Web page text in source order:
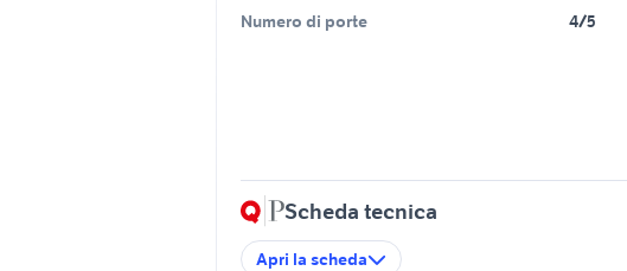
Numero di porte
4/5
Scheda tecnica
Apri la scheda